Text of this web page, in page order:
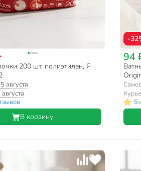
200 шт, полиэтилен, Я
5 августа
августа
В корзину
-
94
5•